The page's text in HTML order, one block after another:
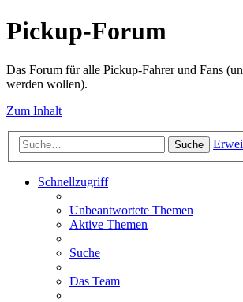
Pickup-Forum
Das Forum für alle Pickup-Fahrer und Fans
werden wollen).
Zum Inhalt
Suche
Schnellzugriff
Unbeantwortete Themen
Aktive Themen
Suche
Das Team